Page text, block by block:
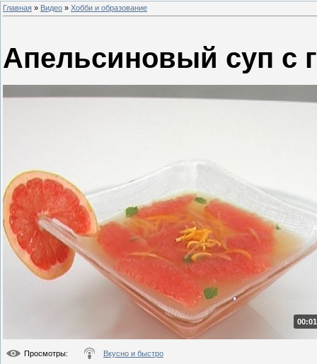
Главная » Видео » Хобби и образование
Апельсиновый суп с
Просмотры: Вкусно и быстро